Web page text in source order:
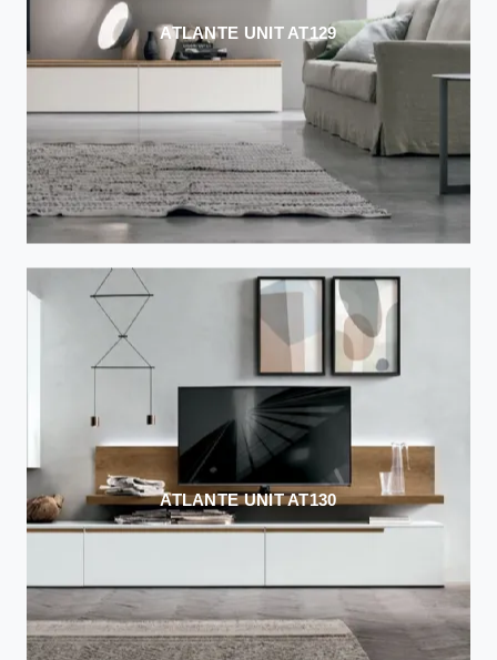
ATLANTE UNIT AT129
ATLANTE UNIT AT130